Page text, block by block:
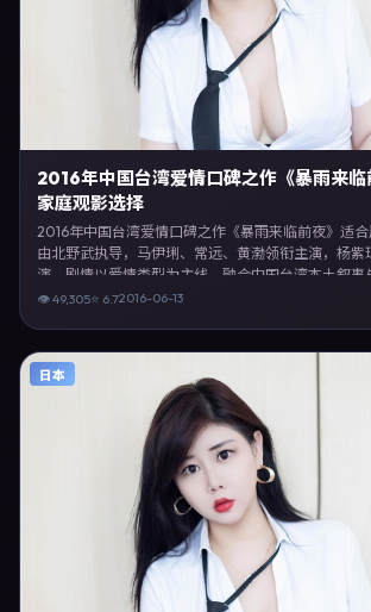
2016年中国台湾爱情口碑之作《暴雨来临
家庭观影选择
2016年中国台湾爱情口碑之作《暴雨来临前夜》适
由北野武执导，马伊琍、常远、黄渤领衔主演，杨紫
演。剧情以爱情类型为主线，融合中国台湾本土叙事
索「爱情电影 中国台湾 北野武 马伊琍」等关键词的
题策划的引用素材。
👁49,305⭐ 6.72016-06-13
日本